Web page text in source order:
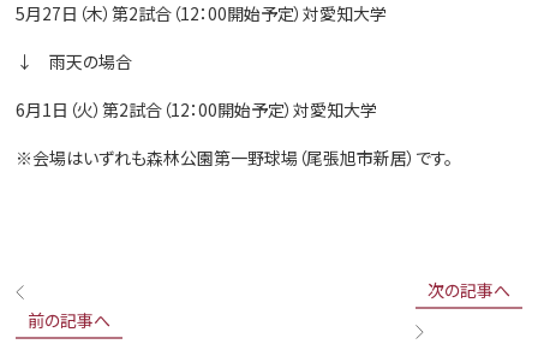
5月27日（木）第2試合（12：00開始予定）対愛知大学
↓ 雨天の場合
6月1日（火）第2試合（12：00開始予定）対愛知大学
※会場はいずれも森林公園第一野球場（尾張旭市新居）です。
前の記事へ
次の記事へ